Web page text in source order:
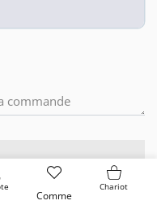
D'UTILISATEUR
Comme
Comme
Chariot
Panier